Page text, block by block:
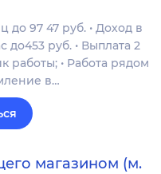
до 97 47 руб. • Доход в
до453 руб. • Выплата 2
работы; • Работа рядом
в…
магазином (м.